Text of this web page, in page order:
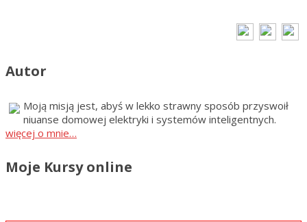
Autor
Moją misją jest, abyś w lekko strawny sposób przyswoił
niuanse domowej elektryki i systemów inteligentnych.
więcej o mnie…
Moje Kursy online